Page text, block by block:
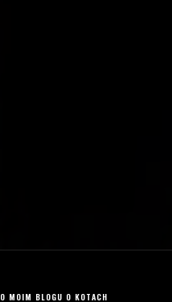
O MOIM BLOGU O KOTACH